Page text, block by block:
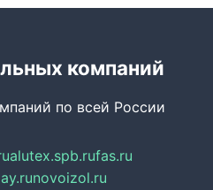
компаний
по всей России
alutex.spb.rufas.ru
novoizol.ru